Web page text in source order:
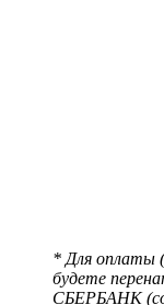
* Для оплаты
будете
СБЕРБАНК